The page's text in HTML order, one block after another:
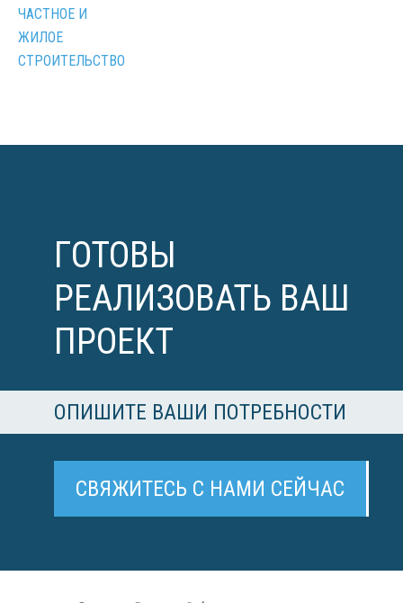
ЧАСТНОЕ И
ЖИЛОЕ
СТРОИТЕЛЬСТВО
ГОТОВЫ
РЕАЛИЗОВАТЬ ВАШ
ПРОЕКТ
ОПИШИТЕ ВАШИ ПОТРЕБНОСТИ
СВЯЖИТЕСЬ С НАМИ СЕЙЧАС